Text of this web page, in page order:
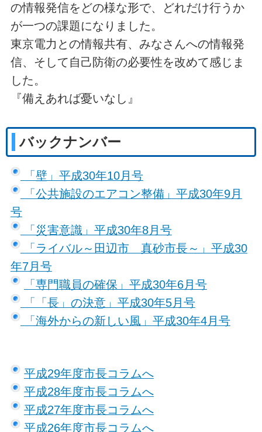
の情報発信をどの様な形で、どれだけ行うか
が一つの課題になりました。
東京電力との情報共有、みなさんへの情報発
信、そして自己防衛の必要性を改めて感じま
した。
『備えあれば憂いなし』
バックナンバー
「壁」平成30年10月号
「公共施設のエアコン整備」平成30年9月
号
「災害意識」平成30年8月号
「ライバル～田辺市 真砂市長～」平成30
年7月号
「専門職員の確保」平成30年6月号
「「長」の決意」平成30年5月号
「海外からの新しい風」平成30年4月号
平成29年度市長コラムへ
平成28年度市長コラムへ
平成27年度市長コラムへ
平成26年度市長コラムへ